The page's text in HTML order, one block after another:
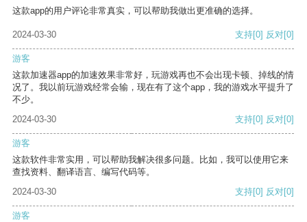
这款app的用户评论非常真实，可以帮助我做出更准确的选择。
2024-03-30 支持[0] 反对[0]
游客
这款加速器app的加速效果非常好，玩游戏再也不会出现卡顿、掉线的情
况了。我以前玩游戏经常会输，现在有了这个app，我的游戏水平提升了
不少。
2024-03-30
支持[0] 反对[0]
游客
这款软件非常实用，可以帮助我解决很多问题。比如，我可以使用它来
查找资料、翻译语言、编写代码等。
2024-03-30
支持[0] 反对[0]
游客